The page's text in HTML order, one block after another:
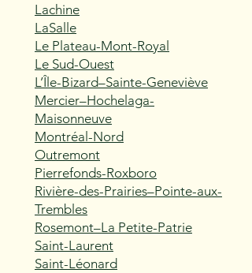
Lachine
LaSalle
Le Plateau-Mont-Royal
Le Sud-Ouest
L’Île-Bizard–Sainte-Geneviève
Mercier–Hochelaga-
Maisonneuve
Montréal-Nord
Outremont
Pierrefonds-Roxboro
Rivière-des-Prairies–Pointe-aux-
Trembles
Rosemont–La Petite-Patrie
Saint-Laurent
Saint-Léonard